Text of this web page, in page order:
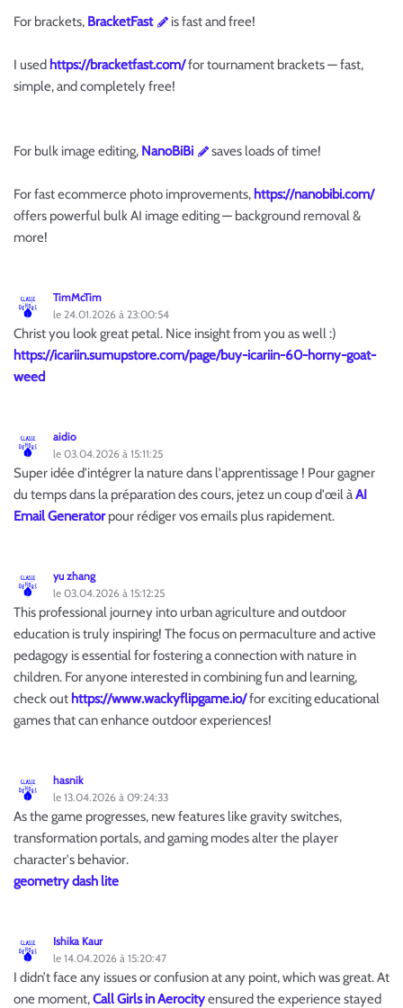
For brackets, BracketFast is fast and free!
I used https://bracketfast.com/for tournament brackets — fast,
simple, and completely free!
For bulk image editing, NanoBiBi saves loads of time!
For fast ecommerce photo improvements, https://nanobibi.com/
offers powerful bulk AI image editing — background removal &
more!
TimMcTim
le 24.01.2026 à 23:00:54
Christ you look great petal. Nice insight from you as well :)
https://icariin.sumupstore.com/page/buy-icariin-60-horny-goat-
weed
aidio
le 03.04.2026 à 15:11:25
Super idée d'intégrer la nature dans l'apprentissage ! Pour gagner
du temps dans la préparation des cours, jetez un coup d'œil àAI
Email Generatorpour rédiger vos emails plus rapidement.
yu zhang
le 03.04.2026 à 15:12:25
This professional journey into urban agriculture and outdoor
education is truly inspiring! The focus on permaculture and active
pedagogy is essential for fostering a connection with nature in
children. For anyone interested in combining fun and learning,
check out https://www.wackyflipgame.io/for exciting educational
games that can enhance outdoor experiences!
hasnik
le 13.04.2026 à 09:24:33
As the game progresses, new features like gravity switches,
transformation portals, and gaming modes alter the player
character's behavior.
geometry dash lite
Ishika Kaur
le 14.04.2026 à 15:20:47
I didn’t face any issues or confusion at any point, which was great. At
one moment,Call Girls in Aerocityensured the experience stayed